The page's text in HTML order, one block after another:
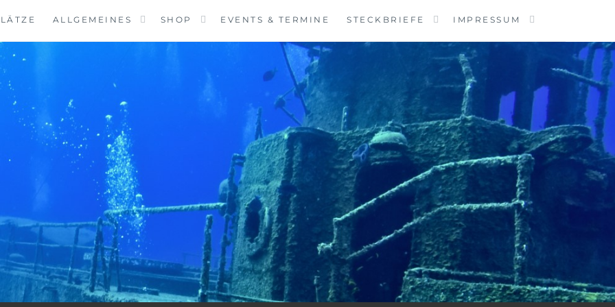
ALLGEMEINES SHOP EVENTS & TERMINE STECKBRIEFE IMPRESSUM